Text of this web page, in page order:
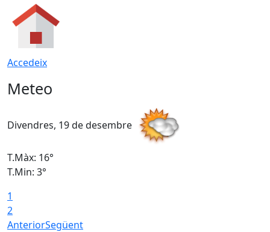
Accedeix
Meteo
Divendres, 19 de desembre
T.Màx: 16°
T.Min: 3°
1
2
AnteriorSegüent